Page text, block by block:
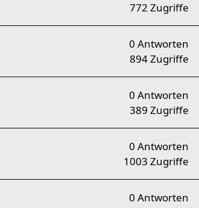
772Zugriffe
0Antworten
894Zugriffe
0Antworten
389Zugriffe
0Antworten
1003Zugriffe
0Antworten